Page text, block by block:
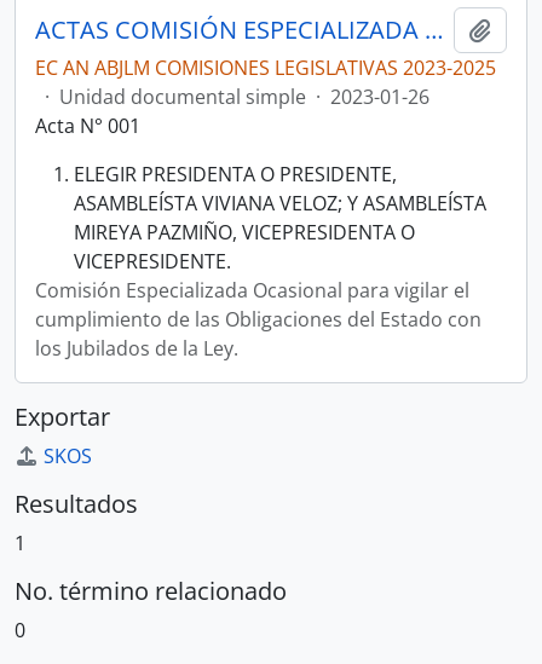
ACTAS COMISIÓN ESPECIALIZADA OCASIONAL POR LA VERDAD, JUSTICIA Y LA LUCHA CONTRA LA CORRUPCIÓN, EN EL CASO “EL GRAN PADRINO”
EC AN ABJLM COMISIONES LEGISLATIVAS 2023-2025
· Unidad documental simple · 2023-01-26
Acta N° 001
ELEGIR PRESIDENTA O PRESIDENTE,
ASAMBLEÍSTA VIVIANA VELOZ; Y ASAMBLEÍSTA
MIREYA PAZMIÑO, VICEPRESIDENTA O
VICEPRESIDENTE.
Comisión Especializada Ocasional para vigilar el
cumplimiento de las Obligaciones del Estado con
los Jubilados de la Ley.
Exportar
SKOS
Resultados
1
No. término relacionado
0